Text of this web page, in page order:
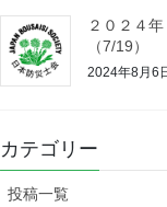
２０２４
（7/19）
2024年8月6
カテゴリー
投稿一覧